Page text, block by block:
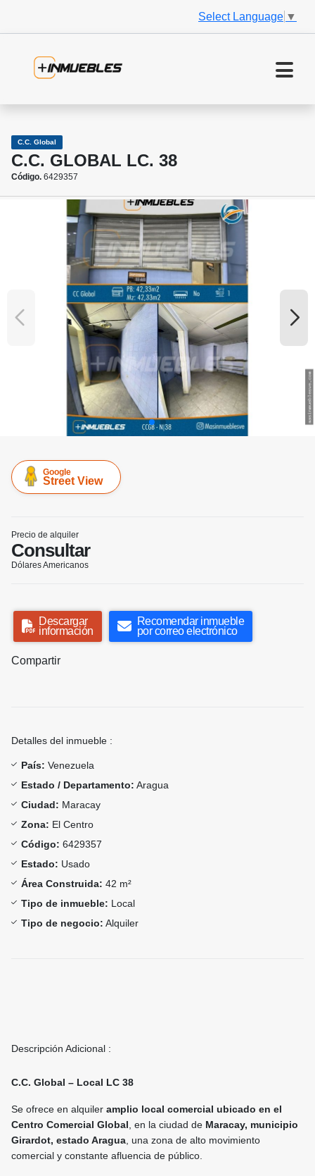
Select Language ▼
C.C. Global
C.C. GLOBAL LC. 38
Código. 6429357
Google
Street View
Precio de alquiler
Consultar
Dólares Americanos
Descargar
información
Recomendar inmueble
por correo electrónico
Compartir
Detalles del inmueble :
País: Venezuela
Estado / Departamento: Aragua
Ciudad: Maracay
Zona: El Centro
Código: 6429357
Estado: Usado
Área Construida: 42 m²
Tipo de inmueble: Local
Tipo de negocio: Alquiler
Descripción Adicional :
C.C. Global – Local LC 38
Se ofrece en alquiler amplio local comercial ubicado en el
Centro Comercial Global , en la ciudad de Maracay, municipio
Girardot, estado Aragua , una zona de alto movimiento
comercial y constante afluencia de público.